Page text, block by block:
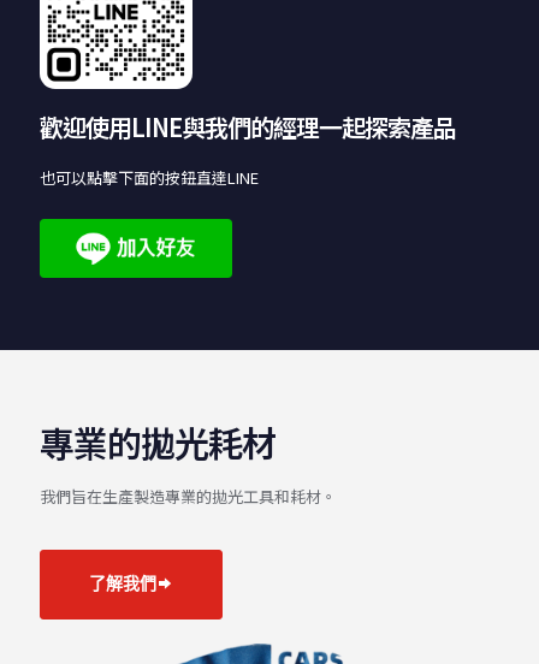
歡迎使用LINE與我們的經理一起探索產品
也可以點擊下面的按鈕直達LINE
專業的拋光耗材
我們旨在生產製造專業的拋光工具和耗材。
了解我們